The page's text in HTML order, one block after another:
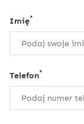
Imię*
Telefon*